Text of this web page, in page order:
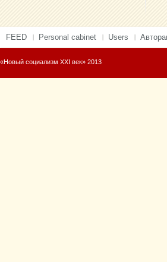
FEED Personal cabinet Users
«Новый социализм XXI век» 2013